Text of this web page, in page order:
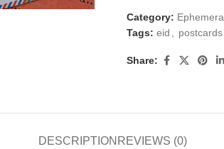
Category: Ephemera
Tags: eid postcards
Share:
DESCRIPTION REVIEWS (0)